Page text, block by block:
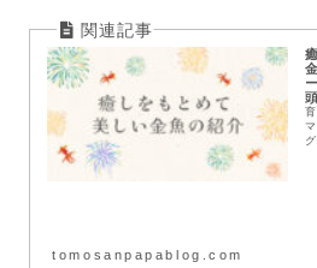
tomosanpapablog.com